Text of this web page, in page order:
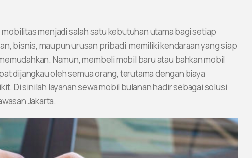
menjadi salah satu kebutuhan utama bagi setiap
bisnis, maupun urusan pribadi, memiliki kendaraan yang siap
Namun, membeli mobil baru atau bahkan mobil
dijangkau oleh semua orang, terutama dengan biaya
Di sinilah layanan sewa mobil bulanan hadir sebagai solusi
Jakarta.